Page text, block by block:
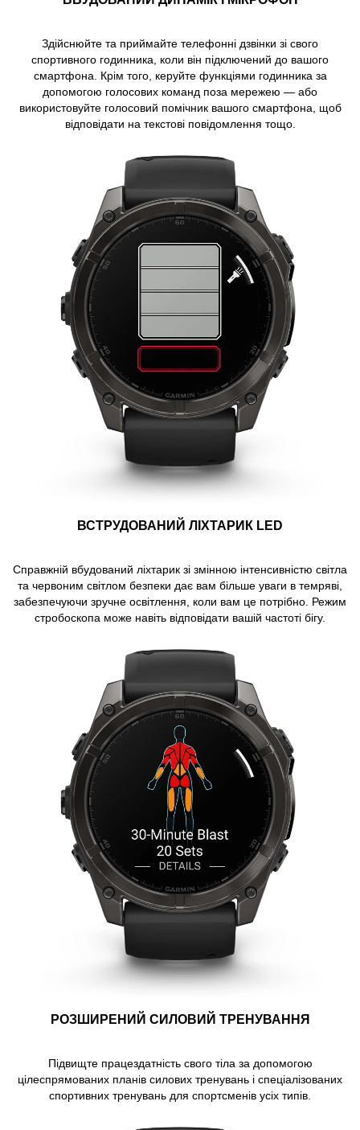
Здійснюйте та приймайте телефонні дзвінки зі свого
спортивного годинника, коли він підключений до вашого
смартфона. Крім того, керуйте функціями годинника за
допомогою голосових команд поза мережею — або
використовуйте голосовий помічник вашого смартфона, щоб
відповідати на текстові повідомлення тощо.
ВСТРУДОВАНИЙ ЛІХТАРИК LED
Справжній вбудований ліхтарик зі змінною інтенсивністю світла
та червоним світлом безпеки дає вам більше уваги в темряві,
забезпечуючи зручне освітлення, коли вам це потрібно. Режим
стробоскопа може навіть відповідати вашій частоті бігу.
РОЗШИРЕНИЙ СИЛОВИЙ ТРЕНУВАННЯ
Підвищте працездатність свого тіла за допомогою
цілеспрямованих планів силових тренувань і спеціалізованих
спортивних тренувань для спортсменів усіх типів.